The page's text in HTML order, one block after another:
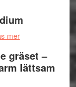
West
presenterar
nya
titlar
merom
Shahab
Mehrabi
gräset –
lättsam